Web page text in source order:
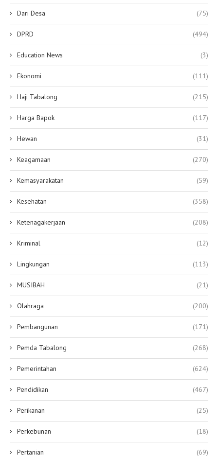
Dari Desa (75)
DPRD (494)
Education News (3)
Ekonomi (111)
Haji Tabalong (215)
Harga Bapok (117)
Hewan (31)
Keagamaan (270)
Kemasyarakatan (59)
Kesehatan (358)
Ketenagakerjaan (208)
Kriminal (12)
Lingkungan (113)
MUSIBAH (21)
Olahraga (200)
Pembangunan (171)
Pemda Tabalong (268)
Pemerintahan (624)
Pendidikan (467)
Perikanan (25)
Perkebunan (18)
Pertanian (69)